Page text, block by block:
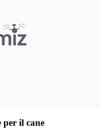
per il cane